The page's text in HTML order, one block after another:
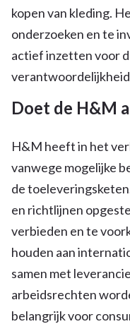
kopen van kleding.
onderzoeken en te
actief inzetten voor
Doet de H&M
H&M heeft in het
vanwege mogelijke
de
en richtlijnen
verbieden en te
houden aan
samen met
arbeidsrechten
belangrijk voor